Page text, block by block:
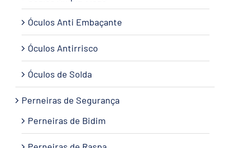
Óculos Anti Embaçante
Óculos Antirrisco
Óculos de Solda
Perneiras de Segurança
Perneiras de Bidim